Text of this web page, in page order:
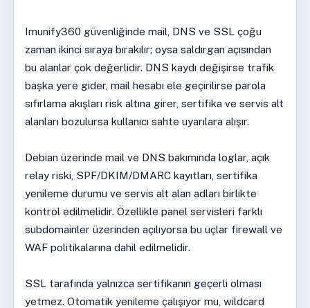
Imunify360 güvenliğinde mail, DNS ve SSL çoğu
zaman ikinci sıraya bırakılır; oysa saldırgan açısından
bu alanlar çok değerlidir. DNS kaydı değişirse trafik
başka yere gider, mail hesabı ele geçirilirse parola
sıfırlama akışları risk altına girer, sertifika ve servis alt
alanları bozulursa kullanıcı sahte uyarılara alışır.
Debian üzerinde mail ve DNS bakımında loglar, açık
relay riski, SPF/DKIM/DMARC kayıtları, sertifika
yenileme durumu ve servis alt alan adları birlikte
kontrol edilmelidir. Özellikle panel servisleri farklı
subdomainler üzerinden açılıyorsa bu uçlar firewall ve
WAF politikalarına dahil edilmelidir.
SSL tarafında yalnızca sertifikanın geçerli olması
yetmez. Otomatik yenileme çalışıyor mu, wildcard